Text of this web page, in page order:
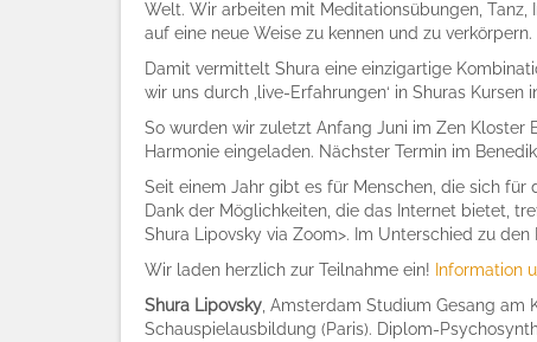
Welt. Wir arbeiten mit Meditationsübungen,
auf eine neue Weise zu kennen und zu verkörpern.
Damit vermittelt Shura eine einzigartige
wir uns durch ‚live-Erfahrungen‘ in Shuras
So wurden wir zuletzt Anfang Juni im Zen
Harmonie eingeladen. Nächster Termin im
Seit einem Jahr gibt es für Menschen, die sich für
Dank der Möglichkeiten, die das Internet bietet,
Shura Lipovsky via Zoom>. Im Unterschied zu
Wir laden herzlich zur Teilnahme ein! Information
Shura Lipovsky, Amsterdam Studium Gesang am
Schauspielausbildung (Paris). Diplom-